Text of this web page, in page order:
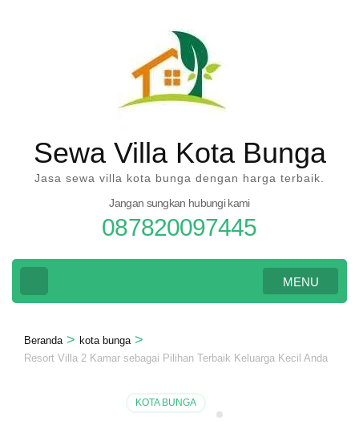
Sewa Villa Kota Bunga
Jasa sewa villa kota bunga dengan harga terbaik.
Jangan sungkan hubungi kami
087820097445
MENU
Beranda > kota bunga >
Resort Villa 2 Kamar sebagai Pilihan Terbaik Keluarga Kecil Anda
KOTA BUNGA